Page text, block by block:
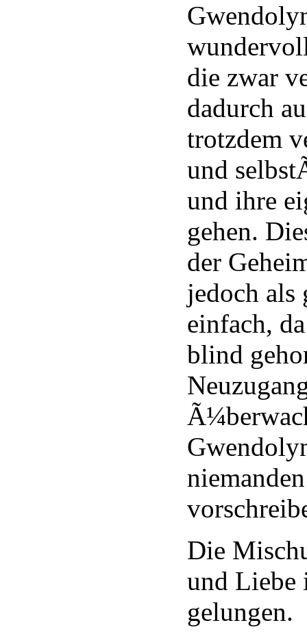
die zwar
dadurch
trotzdem
und
und ihre
gehen.
der
jedoch als
einfach,
blind
Die
und Liebe
gelungen.